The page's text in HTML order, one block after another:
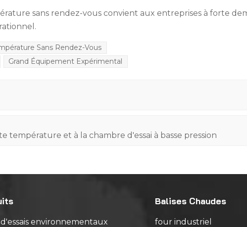
sans rendez-vous convient aux entreprises à forte
Sans Rendez-Vous
Grand Équipement Expérimental
et à la chambre d'essai à basse pression
environnementaux
Balises Chaudes
four industriel